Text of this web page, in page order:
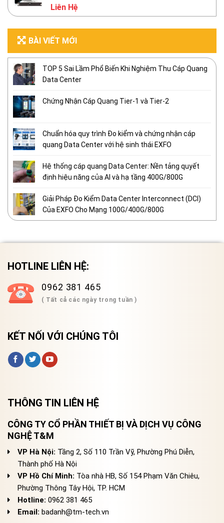
Liên Hệ
BÀI VIẾT MỚI
TOP 5 Sai Lầm Phổ Biến Khi Nghiệm Thu Cáp Quang
Data Center
Chứng Nhận Cáp Quang Tier-1 và Tier-2
Chuẩn hóa quy trình Đo kiểm và chứng nhận cáp
quang Data Center với hệ sinh thái EXFO
Hệ thống cáp quang Data Center: Nền tảng quyết
định hiệu năng của AI và hạ tầng 400G/800G
Giải Pháp Đo Kiểm Data Center Interconnect (DCI)
Của EXFO Cho Mạng 100G/400G/800G
HOTLINE LIÊN HỆ:
0962 381 465
( Tất cả các ngày trong tuần )
KẾT NỐI VỚI CHÚNG TÔI
THÔNG TIN LIÊN HỆ
CÔNG TY CỔ PHẦN THIẾT BỊ VÀ DỊCH VỤ CÔNG
NGHỆ T&M
VP Hà Nội: Tầng 2, Số 110 Trần Vỹ, Phường Phú Diễn,
Thành phố Hà Nội
VP Hồ Chí Minh: Tòa nhà HB, Số 154 Phạm Văn Chiêu,
Phường Thông Tây Hội, TP. HCM
Hotline: 0962 381 465
Email: badanh@tm-tech.vn